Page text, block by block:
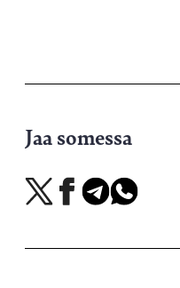
Jaa somessa
Jaa
X-
Jaa
Facebookissa
Jaa
Telegramissa
Jaa
WhatsAppissa